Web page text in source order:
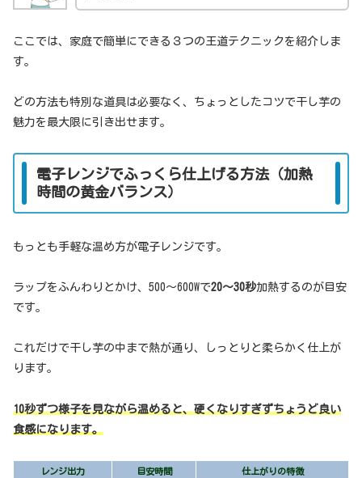
ここでは、家庭で簡単にできる３つの王道テクニックを紹介しま
す。
どの方法も特別な道具は必要なく、ちょっとしたコツで干し芋の
魅力を最大限に引き出せます。
電子レンジでふっくら仕上げる方法（加熱
時間の黄金バランス）
もっとも手軽な温め方が電子レンジです。
ラップをふんわりとかけ、500〜600Wで20〜30秒加熱するのが目安
です。
これだけで干し芋の中まで熱が通り、しっとりと柔らかく仕上が
ります。
10秒ずつ様子を見ながら温めると、硬くなりすぎずちょうど良い
食感になります。
レンジ出力 目安時間 仕上がりの特徴